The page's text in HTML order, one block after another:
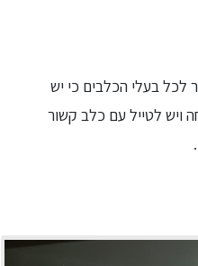
לכל בעלי הכלבים כי יש
ויש לטייל עם כלב קשור